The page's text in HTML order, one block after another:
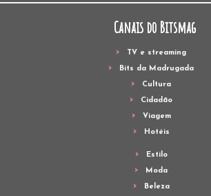
Canais do Bitsmag
TV e streaming
Bits da Madrugada
Cultura
Cidadão
Viagem
Hotéis
Estilo
Moda
Beleza